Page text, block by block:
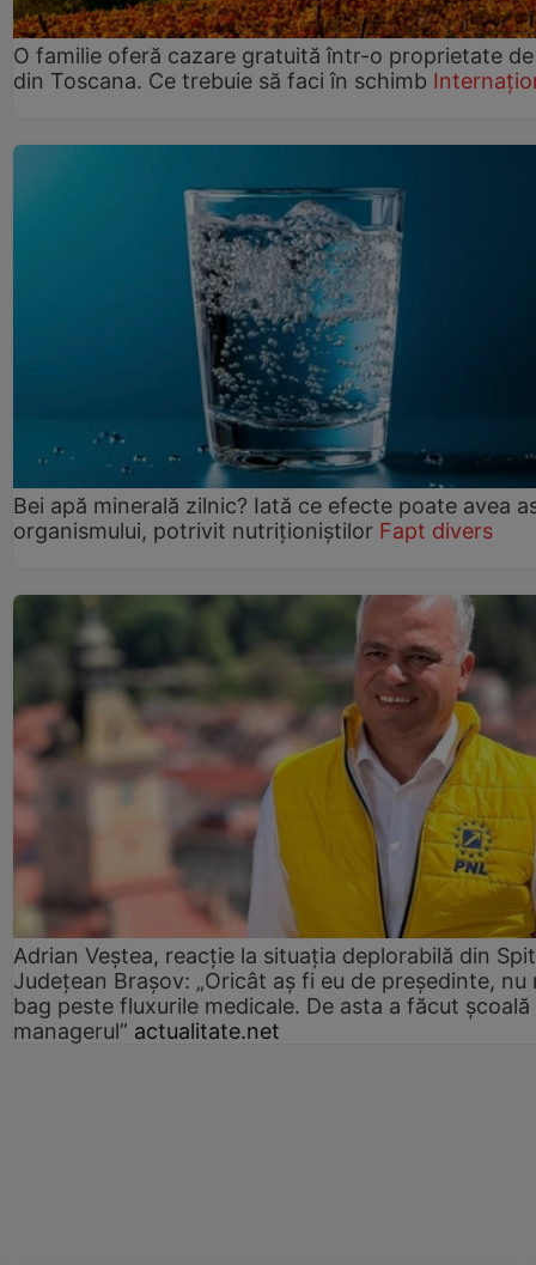
O familie oferă cazare gratuită într-o proprietate
din Toscana. Ce trebuie să faci în schimb
Bei apă minerală zilnic? Iată ce efecte poate avea
organismului, potrivit nutriționiștilor Fapt divers
Adrian Veștea, reacție la situația deplorabilă din
Județean Brașov: „Oricât aș fi eu de președinte, nu
bag peste fluxurile medicale. De asta a făcut școală
managerul” actualitate.net